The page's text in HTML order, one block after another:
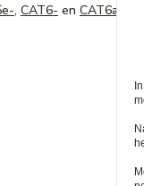
, CAT6- en CAT6a-